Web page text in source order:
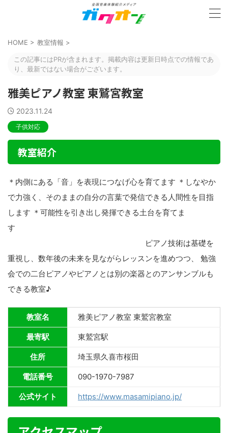
HOME > 教室情報 >
この記事にはPRが含まれます。掲載内容は更新日時点での情報であ
り、最新ではない場合がございます。
雅美ピアノ教室 東鷲宮教室
2023.11.24
子供対応
教室紹介
＊内側にある「音」を表現につなげ心を育てます ＊しなやか
で力強く、そのままの自分の言葉で発信できる人間性を目指
します ＊可能性を引き出し発揮できる土台を育てま
す
ピアノ技術は基礎を
重視し、数年後の未来を見ながらレッスンを進めつつ、 勉強
会での二台ピアノやピアノとは別の楽器とのアンサンブルも
できる教室♪
教室名 雅美ピアノ教室 東鷲宮教室
最寄駅 東鷲宮駅
住所 埼玉県久喜市桜田
電話番号 090-1970-7987
公式サイト https://www.masamipiano.jp/